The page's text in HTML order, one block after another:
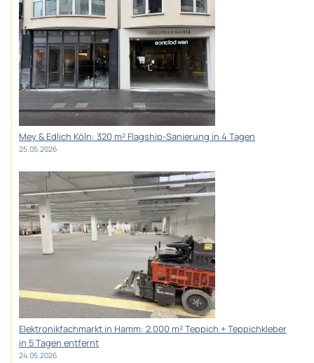
Mey & Edlich Köln: 320 m² Flagship-Sanierung in 4 Tagen
25.05.2026
Elektronikfachmarkt in Hamm: 2.000 m² Teppich + Teppichkleber
in 5 Tagen entfernt
24.05.2026